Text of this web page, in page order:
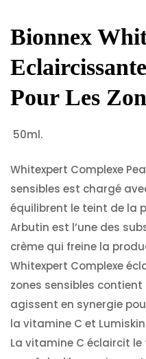
Bionnex
Pour Les
50ml.
Whitexpert Complexe
sensibles est chargé
équilibrent le teint de la
Arbutin est l’une des
crème qui freine la
Whitexpert Complexe
zones sensibles
agissent en synergie
la vitamine C et
La vitamine C éclaircit